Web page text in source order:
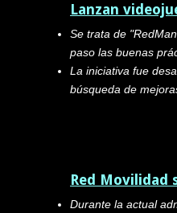
Lanzan
Se trata de "RedM
paso las buenas
La iniciativa fue
búsqueda de
Red Movilidad
Durante la actual